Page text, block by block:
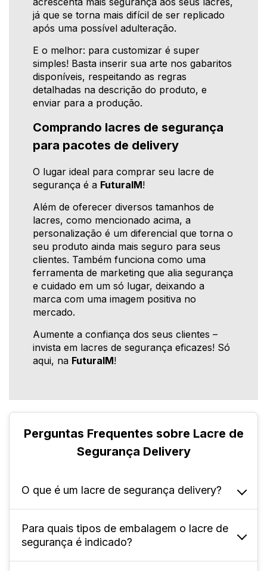
já que se torna mais difícil de ser replicado
após uma possível adulteração.
E o melhor: para customizar é super
simples! Basta inserir sua arte nos gabaritos
disponíveis, respeitando as regras
detalhadas na descrição do produto, e
enviar para a produção.
Comprando lacres de segurança
para pacotes de delivery
O lugar ideal para comprar seu lacre de
segurança é a FuturaIM!
Além de oferecer diversos tamanhos de
lacres, como mencionado acima, a
personalização é um diferencial que torna o
seu produto ainda mais seguro para seus
clientes. Também funciona como uma
ferramenta de marketing que alia segurança
e cuidado em um só lugar, deixando a
marca com uma imagem positiva no
mercado.
Aumente a confiança dos seus clientes –
invista em lacres de segurança eficazes! Só
aqui, na FuturaIM!
Perguntas Frequentes sobre Lacre de
Segurança Delivery
O que é um lacre de segurança delivery?
É uma etiqueta adesiva projetada para selar
embalagens de delivery, garantindo que o
produto não seja violado durante o
Para quais tipos de embalagem o lacre de
segurança é indicado?